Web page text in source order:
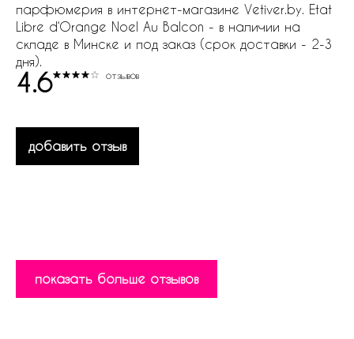
парфюмерия в интернет-магазине Vetiver.by. Etat
Libre d‘Orange Noel Au Balcon - в наличии на
складе в Минске и под заказ (срок доставки - 2-3
дня).
4.6 отзывов
добавить отзыв
показать больше отзывов